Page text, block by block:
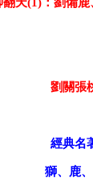
劉關張
經典名
獅、鹿